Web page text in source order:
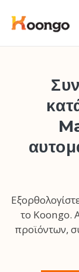
το Koongo.
προϊόντων,